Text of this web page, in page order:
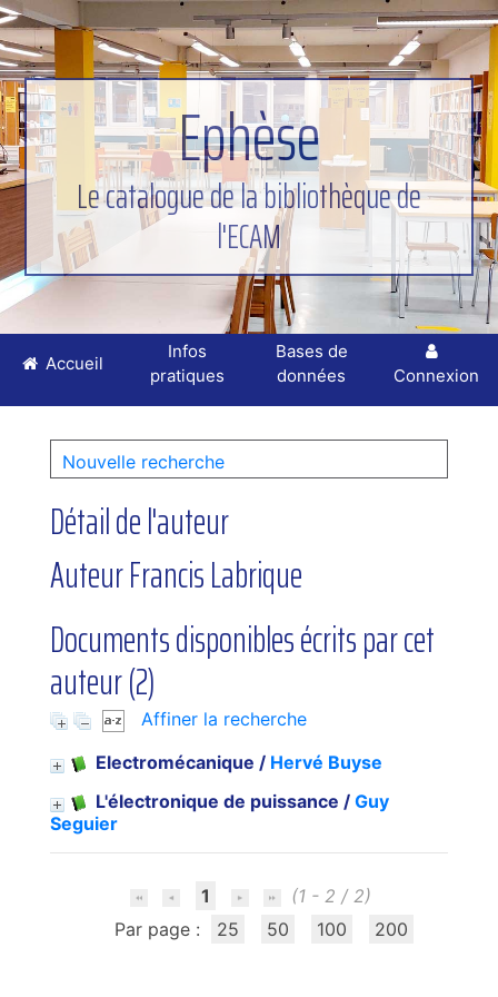
Ephèse
Le catalogue de la bibliothèque de
l'ECAM
Nouvelle recherche
Détail de l'auteur
Auteur Francis Labrique
Documents disponibles écrits par cet
auteur (2)
Affiner la recherche
Electromécanique / Hervé Buyse
L'électronique de puissance / Guy
Seguier
1
(1 - 2 / 2)
Par page :
25 50 100 200
Accueil
Infos
pratiques
Bases de
données
Connexion